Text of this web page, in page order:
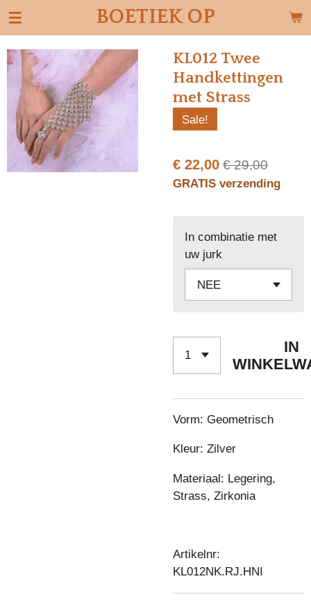
Ga
direct
naar
de
hoofdinhoud
BOETIEK OP
KL012 Twee
Handkettingen
met Strass
Sale!
€ 22,00 € 29,00
GRATIS verzending
In combinatie met
uw jurk
IN
Vorm: Geometrisch
Kleur: Zilver
Materiaal: Legering,
Strass, Zirkonia
Artikelnr:
KL012NK.RJ.HNI